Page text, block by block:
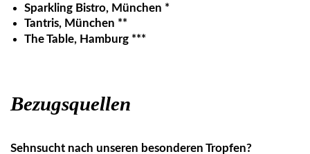
Sparkling Bistro, München *
Tantris, München **
The Table, Hamburg ***
Bezugsquellen
Sehnsucht nach unseren besonderen Tropfen?